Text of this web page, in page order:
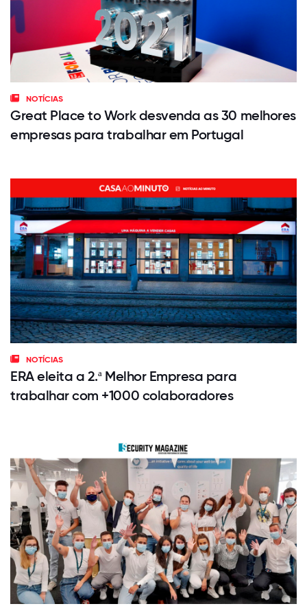
NOTÍCIAS
Great Place to Work desvenda as 30 melhores
empresas para trabalhar em Portugal
NOTÍCIAS
ERA eleita a 2.ª Melhor Empresa para
trabalhar com +1000 colaboradores